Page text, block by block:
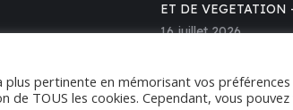
ET DE VEGETATION
16 juillet 2026
pertinente en mémorisant vos
TOUS les cookies. Cependant, vous